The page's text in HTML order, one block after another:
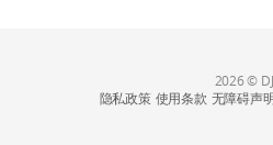
2026 ©
隐私政策 使用条款 无障碍声